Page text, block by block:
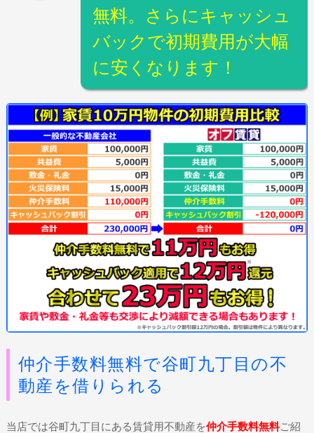
無料。さらにキャッシュ
バックで初期費用が大幅
に安くなります！
仲介手数料無料で谷町九丁目の不
動産を借りられる
当店では谷町九丁目にある賃貸用不動産を仲介手数料無料ご紹